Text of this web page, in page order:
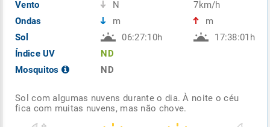
Vento
Ondas
Sol
Índice UV
Mosquitos
N
m
06:27:10h
ND
ND
7km/h
m
17:38:01h
Sol com algumas nuvens durante o dia. À noite o céu
fica com muitas nuvens, mas não chove.